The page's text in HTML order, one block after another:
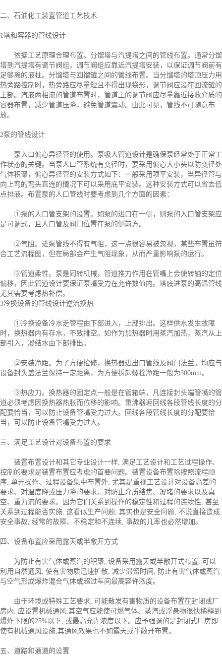
二、石油化工装置管道工艺技术
1塔和容器的管线设计
依据工艺原理合理布置。分馏塔与汽提塔之间的管线布置。通常分馏
塔到汽提塔有调节阀组，调节阀组应靠近汽提塔安装，以保证调节阀前有
足够离的液柱。分馏塔与回馏罐之间的管线布置。当分馏塔的塔顶压力用
热旁路控制时，热旁路应尽量短且不得出现袋形，调节阀应设在回流罐的
上部。汽液两相流的管道布置时，管道上的调节阀应尽量靠近接收介质的
容器布置，减少管道压降，避免管道震动。由此可见，管线不可随意布
放。
2泵的管线设计
泵入口偏心异径管的使用。泵吸人管道设计是确保泵经常处于正常工
作状态的关键。当泵人口管系统有变径时，要采用偏心大小头以防变径处
气体积聚，偏心异径管的安装方式如下：一般采用项平安装，当异径管与
向上弯的弯头直连的情况下可以采用底平安装。这种安装方式可以省去低
点排液。布置泵的人口管线时要考虑到几个方面的因素：
①泵的人口管支架的设置。如泵的进口在一侧，则泵的入口管支架应
是可调式，且人口管及阀门位置在泵的侧前方。
②气阻。进泵管线不得有气阻，这一点很容易被忽视，某些布置虽符
合工艺流程图，但在局部会产生气阻现象，从而严重影响泵的运行。
③管道柔性。泵是同转机械，管道推力作用在管嘴上会使转轴的定位
偏移，因此管道设计要保证泵嘴受力在允许数值内。塔底进泵的高温管线
尤其需要考虑热补偿。
3冷换设备的管线设计逆流换热
①冷换设备冷水走管程由下部进入，上部排出。这样供水发生故障
时，换热器内有存水，不致排空。如作为加热器时用蒸汽加热，蒸汽从上
部引入，凝结水由下部排出。
②安装净距。为了方便检修，换热器进出口管线及阀门法兰。均应与
设备封头盖法兰保持一定距离，为方便拆卸螺栓净距一般为300mm。
③热应力。换热器的固定点一般是在管箱端，凡连接封头端管嘴的管
道必须考虑因换热器热胀而位移的影响。重沸器返回线各段管线长度的分
配要恰当，可以防止设备管嘴受力过大。回线各段管线长度的分配要恰
当，可以防止设备管嘴受力过大。
三、满足工艺设计对设备布置的要求
装置布置设计和其它专业设计一样, 满足工艺设计和工艺过程操作、
控制的要求是装置布置应考虑的首要问题。装置设备布置除按照流程顺
序, 单元操作、过程设备集中布置外, 尤其是重视工艺设计对设备高差的
要求、对温度降或压力降的要求、对防止介质结焦、凝堵的要求以及真
空、重力流的要求。因为它们关系到操作的稳定性和过程的连续性, 甚至
关系到过程能否实施, 这看似生产问题, 其实也是安全问题, 不说直接造成
安全事故, 经常的故障、不稳定和不连续, 事故的几率也必然增加。
四、设备布置应采用露天或半敞开方式
为防止有害气体或蒸汽的积聚, 设备采用露天或半敞开式布置, 可以
利用自然通风, 使有害物质迅速扩散, 减少滞留时间, 防止有害气体或蒸汽
与空气形成爆炸混合气体或超过车间最高容许浓度。
由于环境或特殊工艺要求, 可能散发有害物质的设备布置在封闭或厂
房内, 应设置机械通风,其空气应能使可燃气体、蒸汽或浮悬物很快稀释到
爆炸下限的25%以下, 或最高允许浓度以下。应予强调的是封闭式厂房即
使有机械通风设施,其通风效果也不如露天或半敞开布置。
五、道路和通道的设置